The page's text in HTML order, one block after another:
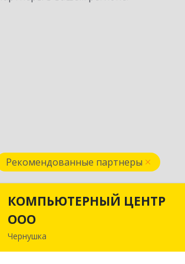
Рекомендованные партнеры
КОМПЬЮТЕРНЫЙ ЦЕНТР
ООО
Чернушка
КОМПЬЮТЕРНЫЙ ЦЕНТР